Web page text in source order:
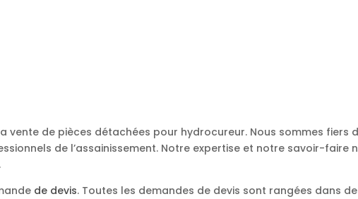
vente de pièces détachées pour hydrocureur. Nous sommes fiers
de l’assainissement. Notre expertise et notre savoir-faire
de devis. Toutes les demandes de devis sont rangées dans